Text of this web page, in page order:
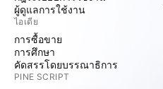
ผู้ดูแลการใช้งาน
ไอเดีย
การซื้อขาย
การศึกษา
คัดสรรโดยบรรณาธิการ
PINE SCRIPT